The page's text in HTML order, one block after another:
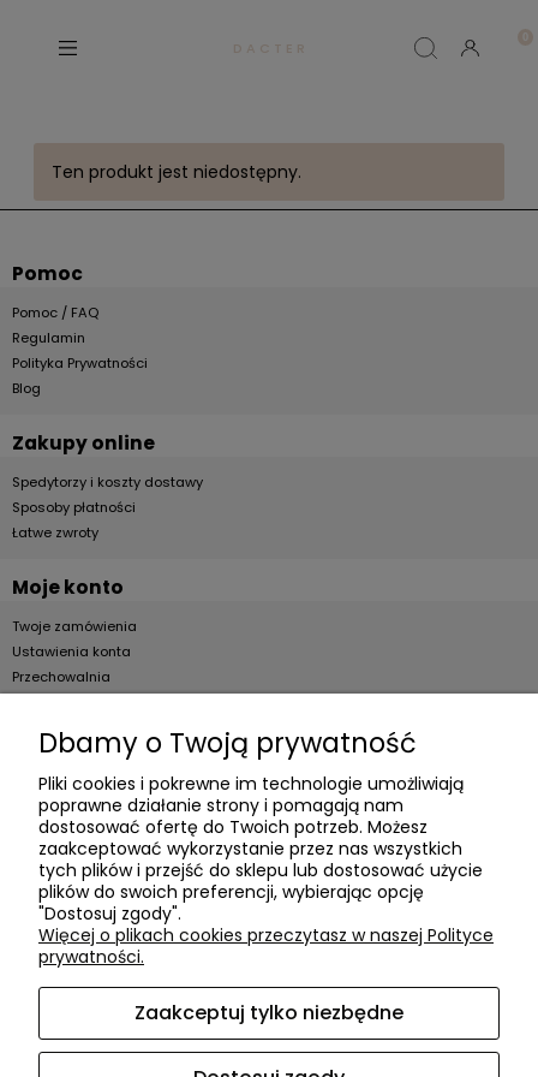
D A C T E R
Ten produkt jest niedostępny.
Pomoc
Pomoc / FAQ
Regulamin
Polityka Prywatności
Blog
Zakupy online
Spedytorzy i koszty dostawy
Sposoby płatności
Łatwe zwroty
Moje konto
Twoje zamówienia
Ustawienia konta
Przechowalnia
Dla firm
O firmie
Informacje o firmie
Kontakt
dacter.pl
Akcesoria meblowe DAC TER | ul. Przepiórki 56, 02-410
Warszawa, woj. mazowieckie | E-mail:sklep@dacter.plTel.:
602677377| NIP: 5220052421 REGON: 012076264
Dbamy o Twoją prywatność
Pliki cookies i pokrewne im technologie umożliwiają
poprawne działanie strony i pomagają nam
dostosować ofertę do Twoich potrzeb. Możesz
zaakceptować wykorzystanie przez nas wszystkich
tych plików i przejść do sklepu lub dostosować użycie
plików do swoich preferencji, wybierając opcję
"Dostosuj zgody".
Więcej o plikach cookies przeczytasz w naszej Polityce
prywatności.
Zaakceptuj tylko niezbędne